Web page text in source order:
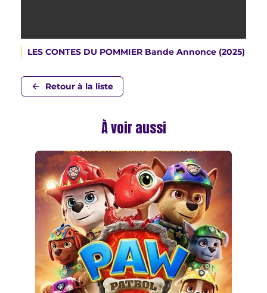
LES CONTES DU POMMIER Bande Annonce (2025)
Retour à la liste
À voir aussi